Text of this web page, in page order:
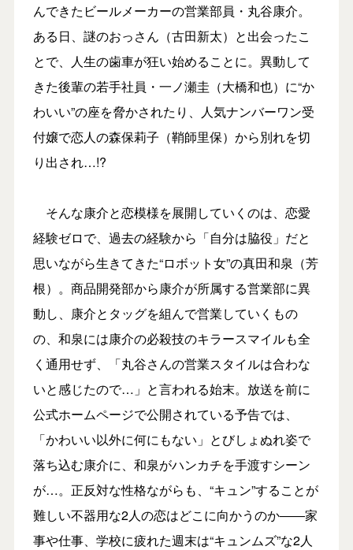
んできたビールメーカーの営業部員・丸谷康介。
ある日、謎のおっさん（古田新太）と出会ったこ
とで、人生の歯車が狂い始めることに。異動して
きた後輩の若手社員・一ノ瀬圭（大橋和也）に“か
わいい”の座を脅かされたり、人気ナンバーワン受
付嬢で恋人の森保莉子（鞘師里保）から別れを切
り出され…!?
そんな康介と恋模様を展開していくのは、恋愛
経験ゼロで、過去の経験から「自分は脇役」だと
思いながら生きてきた“ロボット女”の真田和泉（芳
根）。商品開発部から康介が所属する営業部に異
動し、康介とタッグを組んで営業していくもの
の、和泉には康介の必殺技のキラースマイルも全
く通用せず、「丸谷さんの営業スタイルは合わな
いと感じたので…」と言われる始末。放送を前に
公式ホームページで公開されている予告では、
「かわいい以外に何にもない」とびしょぬれ姿で
落ち込む康介に、和泉がハンカチを手渡すシーン
が…。正反対な性格ながらも、“キュン”することが
難しい不器用な2人の恋はどこに向かうのか――家
事や仕事、学校に疲れた週末は“キュンムズ”な2人